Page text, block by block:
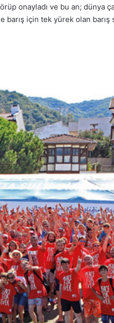
onayladı ve bu an; dünya
için tek yürek olan barış